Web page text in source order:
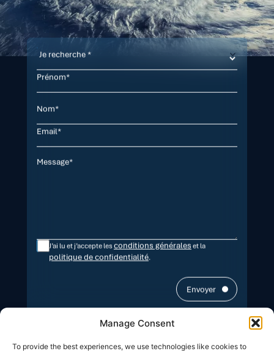
Manage Consent
To provide the best experiences, we use technologies like cookies to
contacter
J’ai lu et j’accepte lesconditions générales et la
politique de confidentialité.
Envoyer